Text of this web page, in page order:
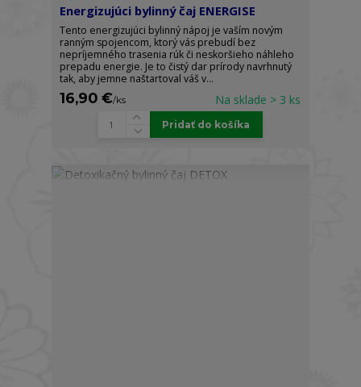
Energizujúci bylinný čaj ENERGISE
Tento energizujúci bylinný nápoj je vaším novým
ranným spojencom, ktorý vás prebudí bez
nepríjemného trasenia rúk či neskoršieho náhleho
prepadu energie. Je to čistý dar prírody navrhnutý
tak, aby jemne naštartoval váš v...
16,90 €/ks Na sklade > 3 ks
Pridať do košíka